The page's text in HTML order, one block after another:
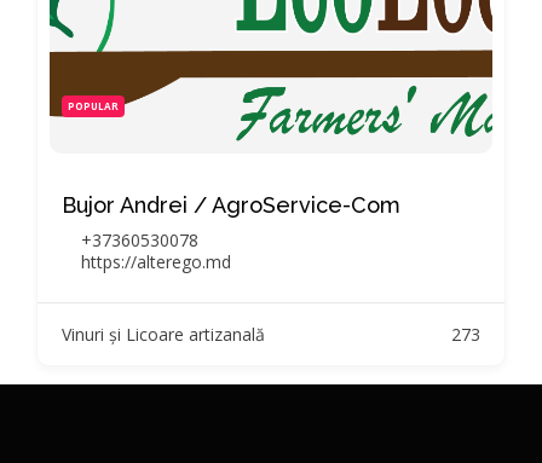
POPULAR
Bujor Andrei / AgroService-Com
+37360530078
https://alterego.md
Vinuri și Licoare artizanală 273